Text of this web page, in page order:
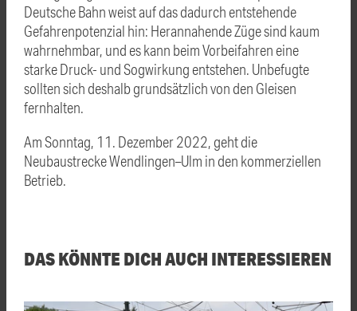
Deutsche Bahn weist auf das dadurch entstehende
Gefahrenpotenzial hin: Herannahende Züge sind kaum
wahrnehmbar, und es kann beim Vorbeifahren eine
starke Druck- und Sogwirkung entstehen. Unbefugte
sollten sich deshalb grundsätzlich von den Gleisen
fernhalten.
Am Sonntag, 11. Dezember 2022, geht die
Neubaustrecke Wendlingen–Ulm in den kommerziellen
Betrieb.
DAS KÖNNTE DICH AUCH INTERESSIEREN